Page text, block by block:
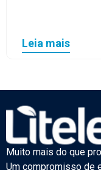
Leia mais
Muito mais do que
Um compromisso de